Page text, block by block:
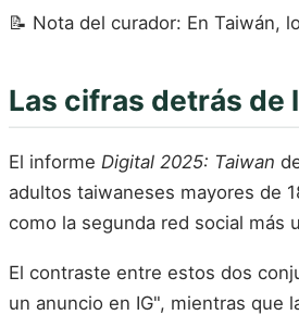
📝 Nota del curador: En Taiwán,
Las cifras detrás de
El informe Digital 2025: Taiwan
adultos taiwaneses mayores de
como la segunda red social más
El contraste entre estos dos
un anuncio en IG", mientras